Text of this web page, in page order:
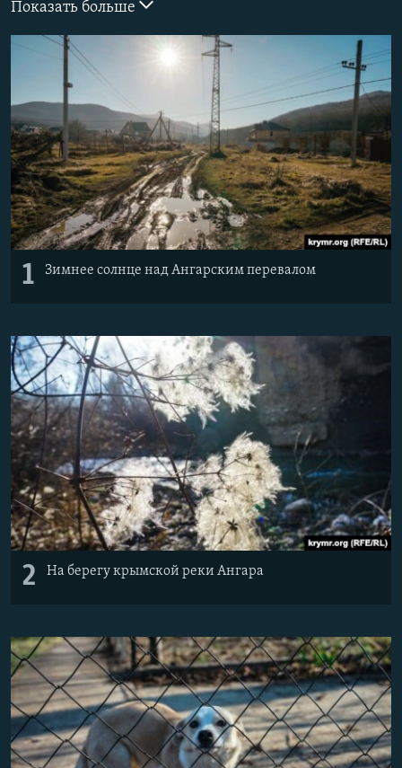
КРЫМ.НЕПОКОРЕННЫЙ
ELIFBE
УКРАИНСКАЯ ПРОБЛЕМА КРЫМА
ПРИСОЕДИНЯЙТЕСЬ!
Все сайты RFE/RL
Показать больше
1 Зимнее солнце над Ангарским перевалом
2 На берегу крымской реки Ангара